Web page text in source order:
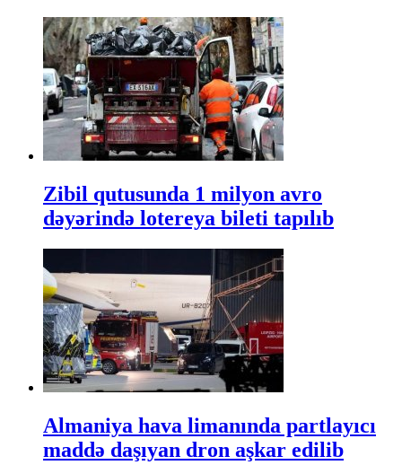
Zibil qutusunda 1 milyon avro
dəyərində lotereya bileti tapılıb
Almaniya hava limanında partlayıcı
maddə daşıyan dron aşkar edilib